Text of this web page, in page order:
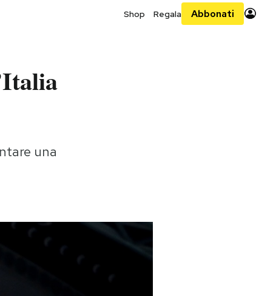
Shop Regala Abbonati
una